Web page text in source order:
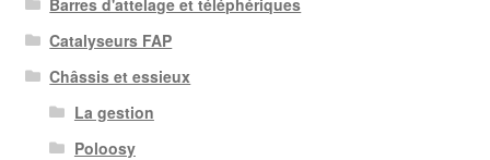
récent
au
plus
ancien
Catalyseurs FAP
Châssis et essieux
La gestion
Poloosy